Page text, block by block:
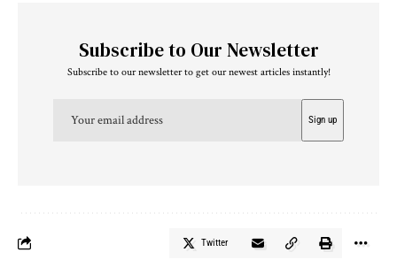
Subscribe to Our Newsletter
Subscribe to our newsletter to get our newest articles instantly!
Twitter